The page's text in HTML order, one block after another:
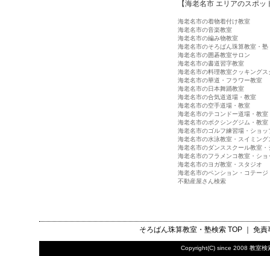
【海老名市 エリアのスポッ
海老名市の着物着付け教室
海老名市の音楽教室
海老名市の編み物教室
海老名市のそろばん珠算教室・塾
海老名市の囲碁教室サロン
海老名市の書道習字教室
海老名市の料理教室クッキングス
海老名市の華道・フラワー教室
海老名市の日本舞踊教室
海老名市の合気道道場・教室
海老名市の空手道場・教室
海老名市のテコンドー道場・教室
海老名市のボクシングジム・教室
海老名市のゴルフ練習場・ショッ
海老名市の水泳教室・スイミング
海老名市のダンススクール教室・
海老名市のフラメンコ教室・ショ
海老名市のヨガ教室・スタジオ
海老名市のペンション・コテージ
不動産屋さん検索
そろばん珠算教室・塾検索TOP ｜ 免責
Copyright(C) since 2008 教室検